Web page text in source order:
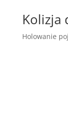
Kolizja
Holowanie